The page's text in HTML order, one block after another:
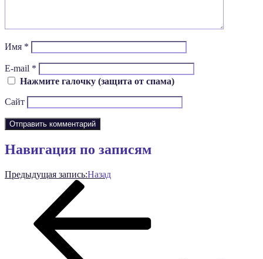
Имя *
E-mail *
Нажмите галочку (защита от спама)
Сайт
Навигация по записям
Предыдущая запись:Назад